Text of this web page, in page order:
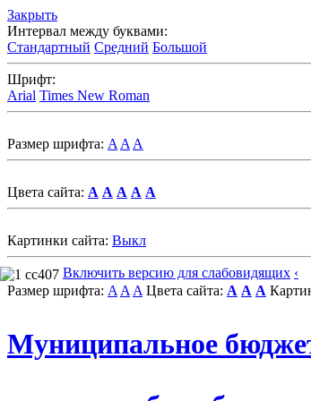
Закрыть
Интервал между буквами:
Стандартный Средний Большой
Шрифт:
Arial Times New Roman
Размер шрифта: A A A
Цвета сайта: A A A A A
Картинки сайта: Выкл
Включить версию для слабовидящих ‹
Размер шрифта: A A A Цвета сайта: A A A
Муниципальное